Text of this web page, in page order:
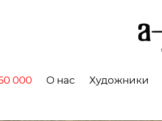
000 О нас Художники